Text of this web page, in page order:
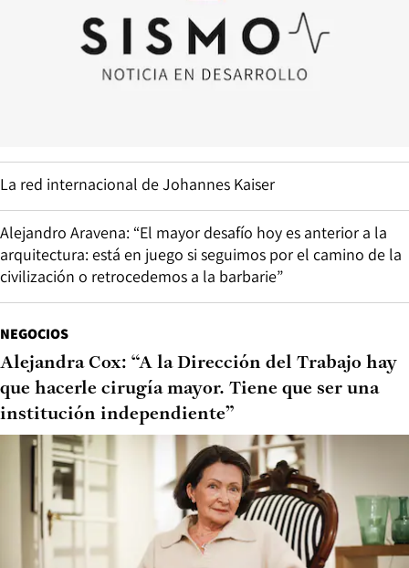
La red internacional de Johannes Kaiser
Alejandro Aravena: “El mayor desafío hoy es anterior a la
arquitectura: está en juego si seguimos por el camino de la
civilización o retrocedemos a la barbarie”
NEGOCIOS
Alejandra Cox: “A la Dirección del Trabajo hay
que hacerle cirugía mayor. Tiene que ser una
institución independiente”